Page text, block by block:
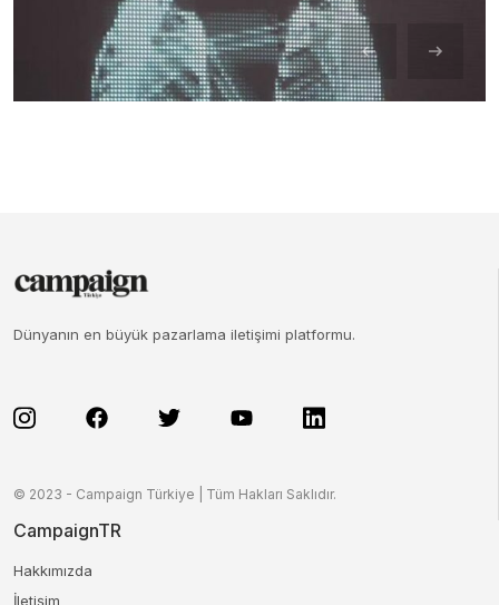
Dünyanın en büyük pazarlama iletişimi platformu.
© 2023 - Campaign Türkiye | Tüm Hakları Saklıdır.
CampaignTR
Hakkımızda
İletişim